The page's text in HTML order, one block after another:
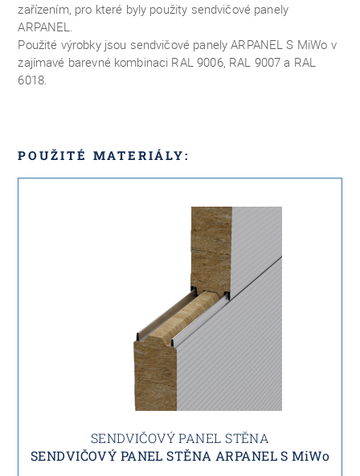
zařízením, pro které byly použity sendvičové panely
ARPANEL.
Použité výrobky jsou sendvičové panely ARPANEL S MiWo v
zajímavé barevné kombinaci RAL 9006, RAL 9007 a RAL
6018.
POUŽITÉ MATERIÁLY:
SENDVIČOVÝ PANEL STĚNA
SENDVIČOVÝ PANEL STĚNA ARPANEL S MiWo